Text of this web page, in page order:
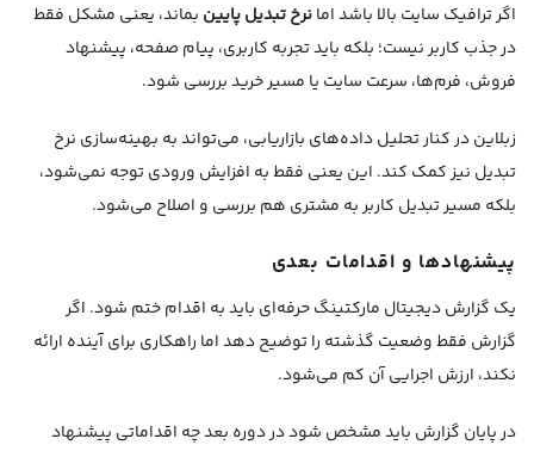
اگر ترافیک سایت بالا باشد امانرخ تبدیل پایین بماند، یعنی مشکل فقط
در جذب کاربر نیست؛ بلکه باید تجربه کاربری، پیام صفحه، پیشنهاد
فروش، فرم‌ها، سرعت سایت یا مسیر خرید بررسی شود.
زبلاین در کنار تحلیل داده‌های بازاریابی، می‌تواند به بهینه‌سازی نرخ
تبدیل نیز کمک کند. این یعنی فقط به افزایش ورودی توجه نمی‌شود،
بلکه مسیر تبدیل کاربر به مشتری هم بررسی و اصلاح می‌شود.
پیشنهادها و اقدامات بعدی
یک گزارش دیجیتال مارکتینگ حرفه‌ای باید به اقدام ختم شود. اگر
گزارش فقط وضعیت گذشته را توضیح دهد اما راهکاری برای آینده ارائه
نکند، ارزش اجرایی آن کم می‌شود.
در پایان گزارش باید مشخص شود در دوره بعد چه اقداماتی پیشنهاد